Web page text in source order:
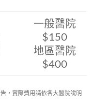
一般醫院
$150
地區醫院
$400
，實際費用請依各大醫院說明